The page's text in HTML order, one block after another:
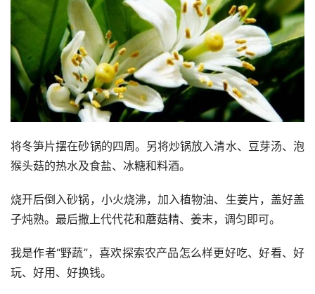
将冬笋片摆在砂锅的四周。另将炒锅放入清水、豆芽汤、泡
猴头菇的热水及食盐、冰糖和料酒。
烧开后倒入砂锅，小火烧沸，加入植物油、生姜片，盖好盖
子炖熟。最后撒上代代花和蘑菇精、姜末，调匀即可。
我是作者“野蔬”，喜欢探索农产品怎么样更好吃、好看、好
玩、好用、好换钱。